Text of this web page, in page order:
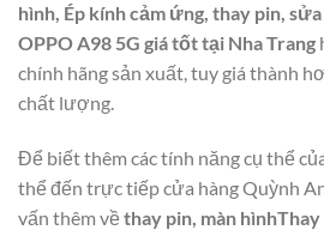
hình, Ép kính cảm ứng, thay pin,
OPPO A98 5G giá tốt tại Nha Trang
chính hãng sản xuất, tuy giá thành
chất lượng.
Để biết thêm các tính năng cụ thể
thể đến trực tiếp cửa hàng Quỳnh
vấn thêm về thay pin, màn